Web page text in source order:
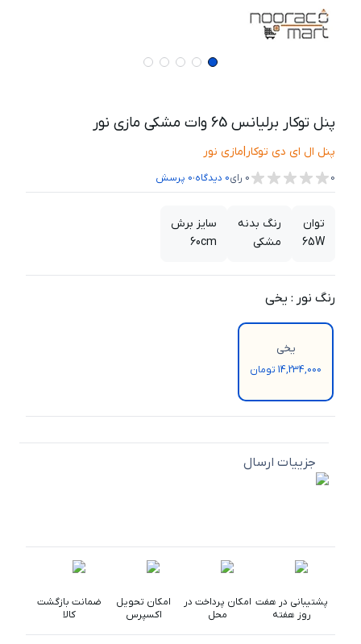
پنل توکار برلیانس 65 وات مشکی مازی نور
پنل ال ای دی توکار|مازی نور
0
0 رای0 دیدگاه،0 پرسش
توان
65W
رنگ بدنه
مشکی
سایز برش
60cm
رنگ نور : یخی
یخی
14,234,000 تومان
جزییات ارسال
پشتیبانی در هفت
روز هفته
امکان پرداخت در
محل
امکان تحویل
اکسپرس
ضمانت بازگشت
کالا